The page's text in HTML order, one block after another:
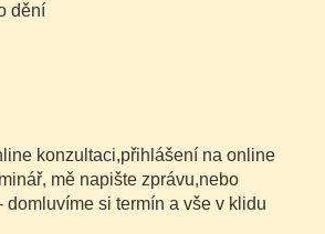
dění
konzultaci,přihlášení na online
mě napište zprávu,nebo
domluvíme si termín a vše v klidu